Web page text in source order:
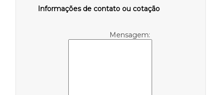
Informações de contato ou cotação
Mensagem: